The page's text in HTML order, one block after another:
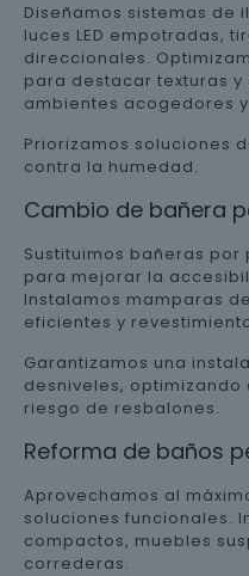
Diseñamos sistemas de
luces LED empotradas,
direccionales.
para destacar texturas
ambientes acogedores
Priorizamos soluciones
contra la humedad.
Cambio de bañera
Sustituimos bañeras
para mejorar la
Instalamos mamparas
eficientes y
Garantizamos una
desniveles,
riesgo de resbalones.
Reforma de baños
Aprovechamos al
soluciones funcionales.
compactos, muebles
correderas.